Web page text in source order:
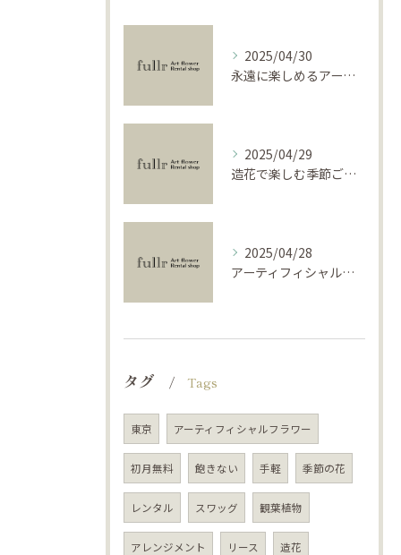
2025/04/30
永遠に楽しめるアーティフィシャルフラワーの使い方
2025/04/29
造花で楽しむ季節ごとのインテリア
2025/04/28
アーティフィシャルフラワーで学ぶ基礎と活用法
タグ Tags
東京 アーティフィシャルフラワー
初月無料 飽きない 手軽 季節の花
レンタル スワッグ 観葉植物
アレンジメント リース 造花